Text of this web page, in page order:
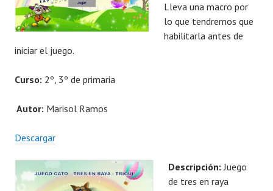
Lleva una macro por
lo que tendremos que
habilitarla antes de
iniciar el juego.
Curso: 2º, 3º de primaria
Autor: Marisol Ramos
Descargar
Descripción:Juego
de tres en raya